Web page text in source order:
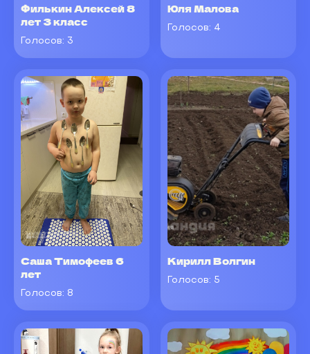
Филькин Алексей 8
лет 3 класс
Голосов: 3
Юля Малова
Голосов: 4
Саша Тимофеев 6
лет
Голосов: 8
Кирилл Волгин
Голосов: 5